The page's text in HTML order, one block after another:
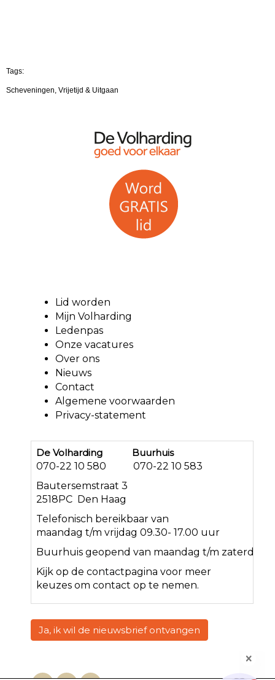
Tags:
Scheveningen, Vrijetijd & Uitgaan
Lid worden
Mijn Volharding
Ledenpas
Onze vacatures
Over ons
Nieuws
Contact
Algemene voorwaarden
Privacy-statement
De Volharding Buurhuis
070-22 10 580 070-22 10 583
Bautersemstraat 3
2518PC Den Haag
Telefonisch bereikbaar van
maandag t/m vrijdag 09.30- 17.00 uur
Buurhuis geopend van maandag t/m zaterdag<
Kijk op de contactpagina voor meer
keuzes om contact op te nemen.
Ja, ik wil de nieuwsbrief ontvangen